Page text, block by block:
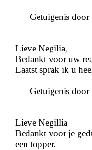
Getuigenis door
Lieve Negilia,
Bedankt voor uw
Laatst sprak ik u
Getuigenis door
Lieve Negillia
Bedankt voor je
een topper.